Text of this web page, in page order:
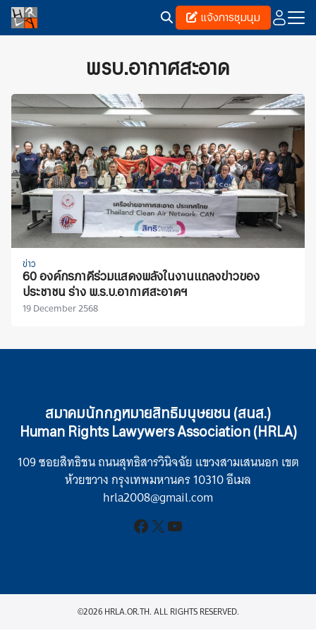
Skip
แจ้งการชุมนุม
พรบ.อากาศสะอาด
ข่าว
60 องค์กรภาคีร่วมแสดงพลังในงานแถลงข่าวของ
ประชาชน ร่าง พ.ร.บ.อากาศสะอาดฯ
19 December 2568
สมาคมนักกฎหมายสิทธิมนุษยชน (สนส.)
Human Rights Lawywers Association (HRLA)
109 ซอยสิทธิชน ถนนสุทธิสารวินิจฉัย แขวงสามเสนนอก เขต
ห้วยขวาง กรุงเทพมหานคร 10310 อีเมล
hrla2008@gmail.com
Facebook
X YouTube
©2026 HRLA.OR.TH. ALL RIGHTS RESERVED.